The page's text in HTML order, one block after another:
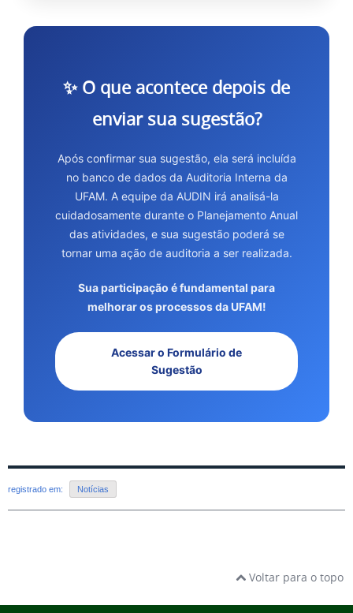
✨ O que acontece depois de
enviar sua sugestão?
Após confirmar sua sugestão, ela será incluída
no banco de dados da Auditoria Interna da
UFAM. A equipe da AUDIN irá analisá-la
cuidadosamente durante o Planejamento Anual
das atividades, e sua sugestão poderá se
tornar uma ação de auditoria a ser realizada.
Sua participação é fundamental para
melhorar os processos da UFAM!
Acessar o Formulário de
Sugestão
registrado em: Notícias
Voltar para o topo